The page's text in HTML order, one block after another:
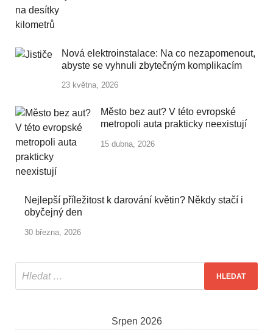
Nová elektroinstalace: Na co nezapomenout,
abyste se vyhnuli zbytečným komplikacím
23 května, 2026
Město bez aut? V této evropské
metropoli auta prakticky neexistují
15 dubna, 2026
Nejlepší příležitost k darování květin? Někdy stačí i
obyčejný den
30 března, 2026
Srpen 2026